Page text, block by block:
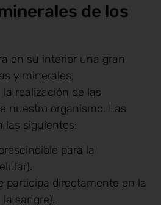
de los
en su interior una gran
y minerales,
realización de las
nuestro organismo. Las
las siguientes:
para la
participa directamente en la
sangre).